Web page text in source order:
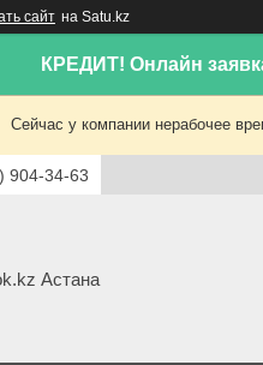
сайт на Satu.kz
КРЕДИТ! Онлайн
Сейчас у компании нерабочее
904-34-63
Астана